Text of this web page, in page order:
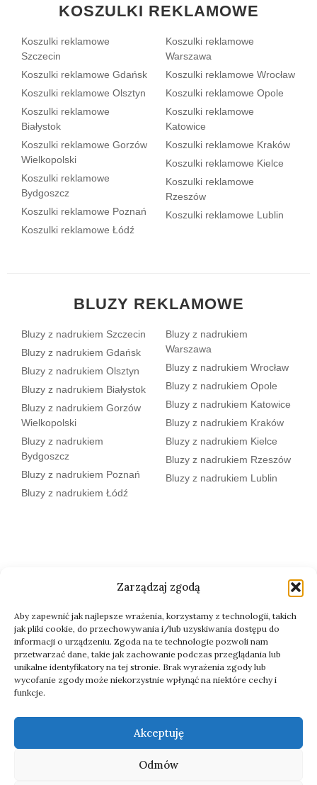
Zarządzaj zgodą
Aby zapewnić jak najlepsze wrażenia, korzystamy z technologii, takich
jak pliki cookie, do przechowywania i/lub uzyskiwania dostępu do
informacji o urządzeniu. Zgoda na te technologie pozwoli nam
przetwarzać dane, takie jak zachowanie podczas przeglądania lub
unikalne identyfikatory na tej stronie. Brak wyrażenia zgody lub
wycofanie zgody może niekorzystnie wpłynąć na niektóre cechy i
funkcje.
Akceptuję
Odmów
KOSZULKI REKLAMOWE
Koszulki reklamowe
Szczecin
Koszulki reklamowe Gdańsk
Koszulki reklamowe Olsztyn
Koszulki reklamowe
Białystok
Koszulki reklamowe Gorzów
Wielkopolski
Koszulki reklamowe
Bydgoszcz
Koszulki reklamowe Poznań
Koszulki reklamowe Łódź
Koszulki reklamowe
Warszawa
Koszulki reklamowe Wrocław
Koszulki reklamowe Opole
Koszulki reklamowe
Katowice
Koszulki reklamowe Kraków
Koszulki reklamowe Kielce
Koszulki reklamowe
Rzeszów
Koszulki reklamowe Lublin
BLUZY REKLAMOWE
Bluzy z nadrukiem Szczecin
Bluzy z nadrukiem Gdańsk
Bluzy z nadrukiem Olsztyn
Bluzy z nadrukiem Białystok
Bluzy z nadrukiem Gorzów
Wielkopolski
Bluzy z nadrukiem
Bydgoszcz
Bluzy z nadrukiem Poznań
Bluzy z nadrukiem Łódź
Bluzy z nadrukiem
Warszawa
Bluzy z nadrukiem Wrocław
Bluzy z nadrukiem Opole
Bluzy z nadrukiem Katowice
Bluzy z nadrukiem Kraków
Bluzy z nadrukiem Kielce
Bluzy z nadrukiem Rzeszów
Bluzy z nadrukiem Lublin